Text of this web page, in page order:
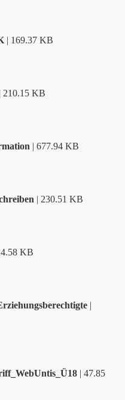
| 169.37 KB
| 210.15 KB
| 677.94 KB
| 230.51 KB
KB
|
| 47.85